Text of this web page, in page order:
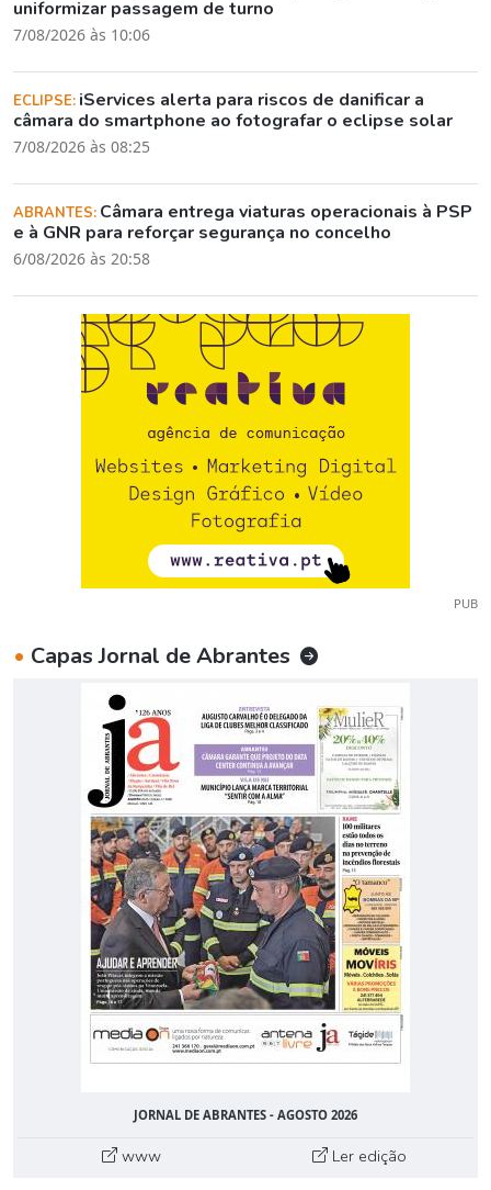
uniformizar passagem de turno
7/08/2026 às 10:06
ECLIPSE: iServices alerta para riscos de danificar a
câmara do smartphone ao fotografar o eclipse solar
7/08/2026 às 08:25
ABRANTES: Câmara entrega viaturas operacionais à PSP
e à GNR para reforçar segurança no concelho
6/08/2026 às 20:58
PUB
• Capas Jornal de Abrantes
JORNAL DE ABRANTES - AGOSTO 2026
www Ler edição